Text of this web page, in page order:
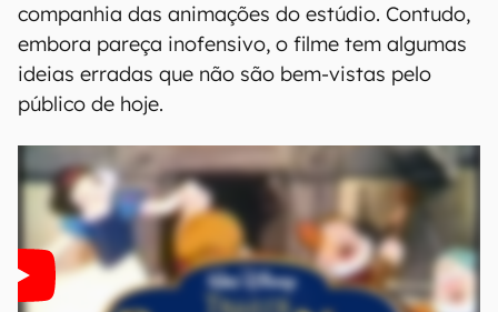
companhia das animações do estúdio. Contudo,
embora pareça inofensivo, o filme tem algumas
ideias erradas que não são bem-vistas pelo
público de hoje.